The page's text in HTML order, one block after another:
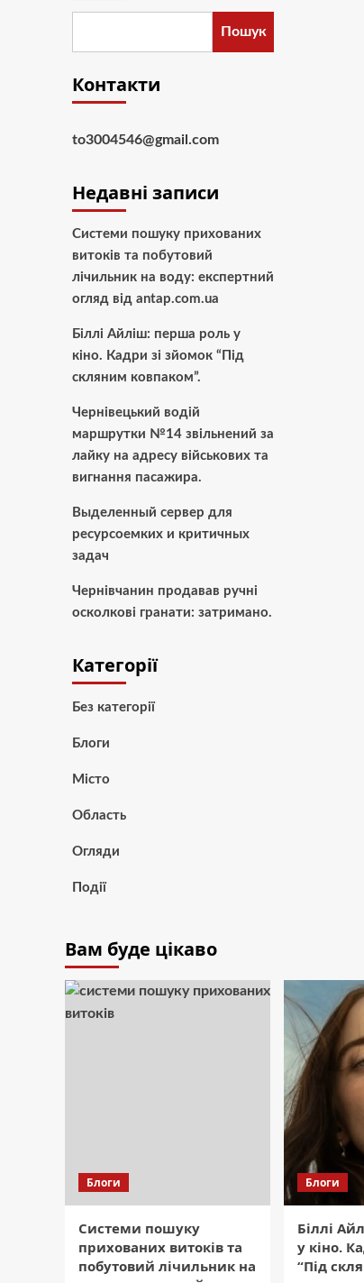
Пошук
Контакти
to3004546@gmail.com
Недавні записи
Системи пошуку прихованих
витоків та побутовий
лічильник на воду: експертний
огляд від antap.com.ua
Біллі Айліш: перша роль у
кіно. Кадри зі зйомок “Під
скляним ковпаком”.
Чернівецький водій
маршрутки №14 звільнений за
лайку на адресу військових та
вигнання пасажира.
Выделенный сервер для
ресурсоемких и критичных
задач
Чернівчанин продавав ручні
осколкові гранати: затримано.
Категорії
Без категорії
Блоги
Місто
Область
Огляди
Події
Вам буде цікаво
Блоги
Системи пошуку
прихованих витоків та
побутовий лічильник на
Блоги
Біллі
у кіно.
“Під